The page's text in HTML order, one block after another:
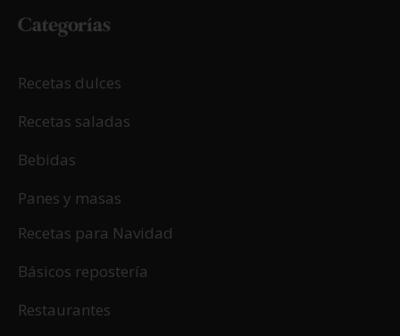
Categorías
Recetas dulces
Recetas saladas
Bebidas
Panes y masas
Recetas para Navidad
Básicos repostería
Restaurantes